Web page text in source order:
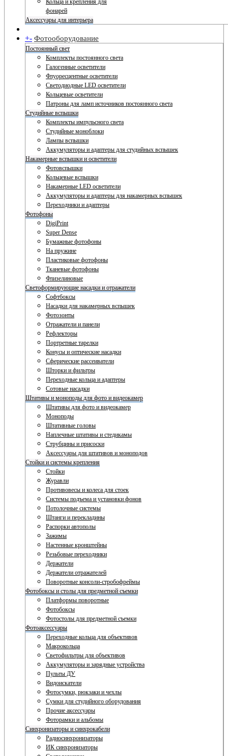
Кольца и крепления для
фонарей
Аксессуары для интерьера
+- Фотооборудование
Постоянный свет
Комплекты постоянного света
Галогенные осветители
Флуоресцентные осветители
Светодиодные LED осветители
Кольцевые осветители
Патроны для ламп источников постоянного света
Студийные вспышки
Комплекты импульсного света
Студийные моноблоки
Лампы вспышки
Аккумуляторы и адаптеры для студийных вспышек
Накамерные вспышки и осветители
Фотовспышки
Кольцевые вспышки
Накамерные LED осветители
Аккумуляторы и адаптеры для накамерных вспышек
Переходники и адаптеры
Фотофоны
DigiPrint
Super Dense
Бумажные фотофоны
На пружине
Пластиковые фотофоны
Тканевые фотофоны
Флизелиновые
Светоформирующие насадки и отражатели
Софтбоксы
Насадки для накамерных вспышек
Фотозонты
Отражатели и панели
Рефлекторы
Портретные тарелки
Конусы и оптические насадки
Сферические рассеиватели
Шторки и фильтры
Переходные кольца и адаптеры
Сотовые насадки
Штативы и моноподы для фото и видеокамер
Штативы для фото и видеокамер
Моноподы
Штативные головы
Наплечные штативы и стедикамы
Струбцины и присоски
Аксессуары для штативов и моноподов
Стойки и системы крепления
Стойки
Журавли
Противовесы и колеса для стоек
Системы подъема и установки фонов
Потолочные системы
Штанги и перекладины
Распорки автополы
Зажимы
Настенные кронштейны
Резьбовые переходники
Держатели
Держатели отражателей
Поворотные консоли-стробофреймы
Фотобоксы и столы для предметной съемки
Платформы поворотные
Фотобоксы
Фотостолы для предметной съемки
Фотоаксессуары
Переходные кольца для объективов
Макрокольца
Светофильтры для объективов
Аккумуляторы и зарядные устройства
Пульты ДУ
Видоискатели
Фотосумки, рюкзаки и чехлы
Сумки для студийного оборудования
Прочие аксессуары
Фоторамки и альбомы
Синхронизаторы и синхрокабели
Радиосинхронизаторы
ИК синхронизаторы